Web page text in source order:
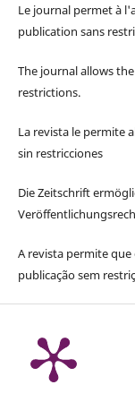
Le journal permet à
publication sans
The journal allows
restrictions.
La revista le permite
sin restricciones
Die Zeitschrift
A revista permite
publicação sem